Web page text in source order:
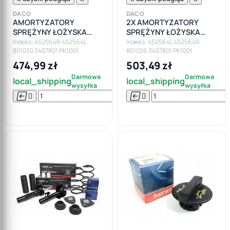
DACO
AMORTYZATORY
SPRĘŻYNY ŁOŻYSKA
FORD FOCUS II MK2 1.4
1.6 1.6 TI
Indeks: 452564R 452564L
801030 3407801 PK1001
474,99 zł
local_shippingDarmowa
wysyłka
  

DACO
2X AMORTYZATORY
SPRĘŻYNY ŁOŻYSKA
FORD FOCUS C-MAX 1.6
TDCI 1.8 2.0
Indeks: 452564L 452564R
801026 3407801 PK1001
503,49 zł
local_shippingDarmowa
wysyłka
 